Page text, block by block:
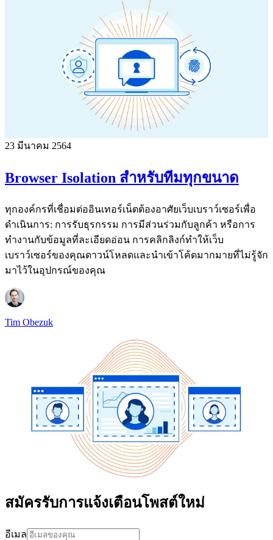
23 มีนาคม 2564
Browser Isolation สำหรับทีมทุกขนาด
ทุกองค์กรที่เชื่อมต่ออินเทอร์เน็ตต้องอาศัยเว็บเบราว์เซอร์เพื่อ
ดำเนินการ: การรับธุรกรรม การมีส่วนร่วมกับลูกค้า หรือการ
ทำงานกับข้อมูลที่ละเอียดอ่อน การคลิกลิงก์ทำให้เว็บ
เบราว์เซอร์ของคุณดาวน์โหลดและนำเข้าโค้ดมากมายที่ไม่รู้จัก
มาไว้ในอุปกรณ์ของคุณ
Tim Obezuk
สมัครรับการแจ้งเตือนโพสต์ใหม่
อีเมล